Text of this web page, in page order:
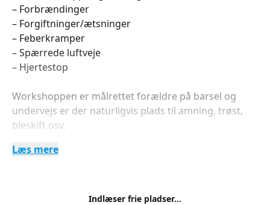
– Forbrændinger
– Forgiftninger/ætsninger
– Feberkramper
– Spærrede luftveje
– Hjertestop
Workshoppen er målrettet forældre på barsel og
undervejs er der naturligvis plads til amning, trøst,
bleskift osv.
Gravide samt bedsteforældre og andre interesserede
For at få bedst muligt udbytte er der et begrænset
Læs mere
Indlæser frie pladser...